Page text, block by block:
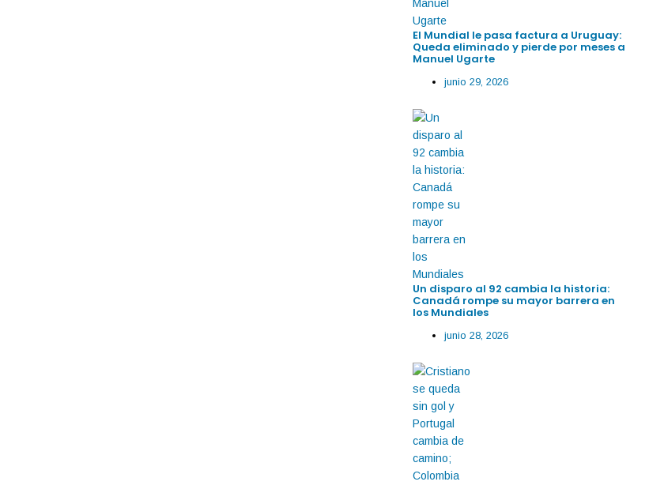
El Mundial le pasa factura a Uruguay:
Queda eliminado y pierde por meses a
Manuel Ugarte
junio 29, 2026
Un disparo al 92 cambia la historia:
Canadá rompe su mayor barrera en
los Mundiales
junio 28, 2026